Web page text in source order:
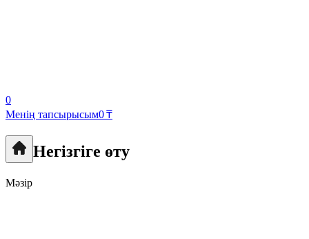
0
Менің тапсырысым0 ₸
Негізгіге өту
Мәзір